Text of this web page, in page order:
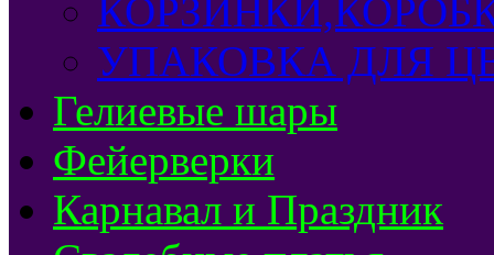
УПАКОВКА ДЛЯ
Гелиевые шары
Фейерверки
Карнавал и Праздник